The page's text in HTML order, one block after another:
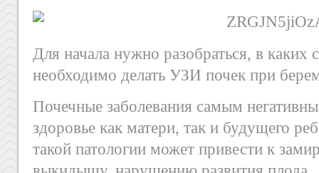
Для начала нужно разобраться, в каких
необходимо делать УЗИ почек при
Почечные заболевания самым
здоровье как матери, так и будущего
такой патологии может привести к